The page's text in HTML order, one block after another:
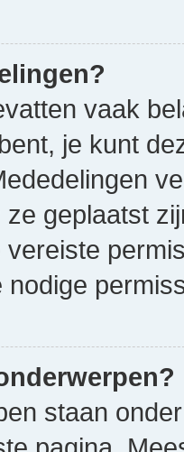
vaak
je kunt
geplaatst
nodige
staan